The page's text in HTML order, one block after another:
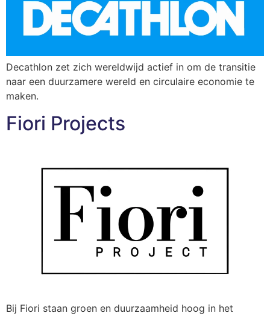
Decathlon zet zich wereldwijd actief in om de transitie
naar een duurzamere wereld en circulaire economie te
maken.
Fiori Projects
Bij Fiori staan groen en duurzaamheid hoog in het